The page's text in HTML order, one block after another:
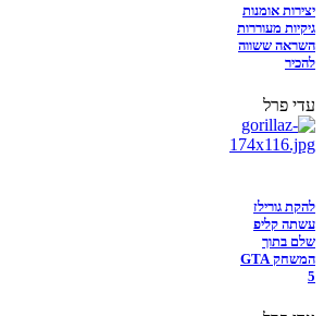
יצירות אומנות
גיקיות מעוררות
השראה ששווה
להכיר
עדי פרל
להקת גורילז
עשתה קליפ
שלם בתוך
המשחק GTA
5